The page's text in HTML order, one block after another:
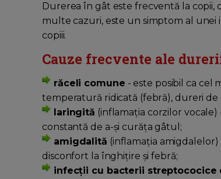
Durerea în gât este frecventă la
multe cazuri, este un simptom al unei
copiii.
Cauze frecvente ale
răceli comune - este posibil ca cel
temperatură ridicată (febră), dureri de
laringită (inflamația corzilor
constantă de a-și curăța gâtul;
amigdalită (inflamația
disconfort la înghițire și febră;
infecții cu bacterii streptococice